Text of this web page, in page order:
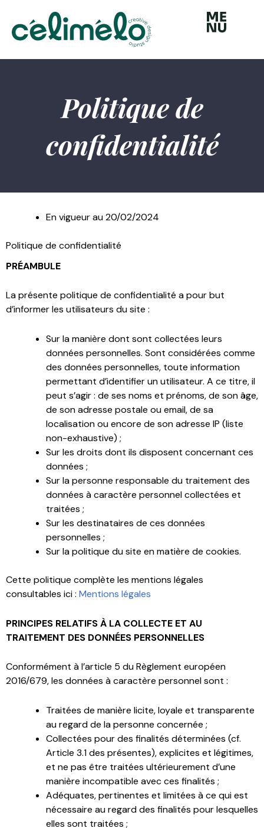
contenu
Politique de
confidentialité
En vigueur au 20/02/2024
Politique de confidentialité
PRÉAMBULE
La présente politique de confidentialité a pour but
d’informer les utilisateurs du site :
Sur la manière dont sont collectées leurs
données personnelles. Sont considérées comme
des données personnelles, toute information
permettant d’identifier un utilisateur. A ce titre, il
peut s’agir : de ses noms et prénoms, de son âge,
de son adresse postale ou email, de sa
localisation ou encore de son adresse IP (liste
non-exhaustive) ;
Sur les droits dont ils disposent concernant ces
données ;
Sur la personne responsable du traitement des
données à caractère personnel collectées et
traitées ;
Sur les destinataires de ces données
personnelles ;
Sur la politique du site en matière de cookies.
Cette politique complète les mentions légales
consultables ici : Mentions légales
PRINCIPES RELATIFS À LA COLLECTE ET AU
TRAITEMENT DES DONNÉES PERSONNELLES
Conformément à l’article 5 du Règlement européen
2016/679, les données à caractère personnel sont :
Traitées de manière licite, loyale et transparente
au regard de la personne concernée ;
Collectées pour des finalités déterminées (cf.
Article 3.1 des présentes), explicites et légitimes,
et ne pas être traitées ultérieurement d’une
manière incompatible avec ces finalités ;
Adéquates, pertinentes et limitées à ce qui est
nécessaire au regard des finalités pour lesquelles
elles sont traitées ;